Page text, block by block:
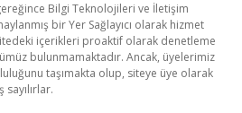
Bilgi Teknolojileri ve İletişim
bir Yer Sağlayıcı olarak hizmet
içerikleri proaktif olarak denetleme
bulunmamaktadır. Ancak, üyelerimiz
taşımakta olup, siteye üye olarak